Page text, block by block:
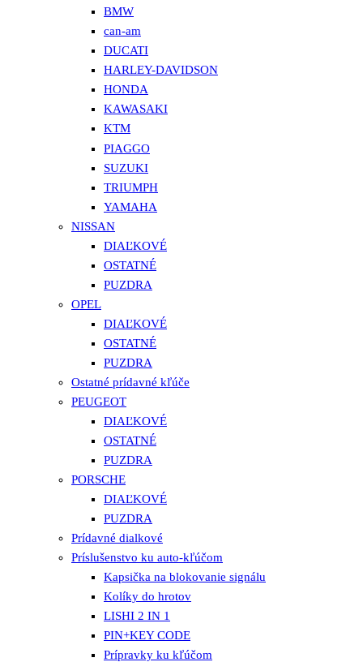
BMW
can-am
DUCATI
HARLEY-DAVIDSON
HONDA
KAWASAKI
KTM
PIAGGO
SUZUKI
TRIUMPH
YAMAHA
NISSAN
DIAĽKOVÉ
OSTATNÉ
PUZDRA
OPEL
DIAĽKOVÉ
OSTATNÉ
PUZDRA
Ostatné prídavné kľúče
PEUGEOT
DIAĽKOVÉ
OSTATNÉ
PUZDRA
PORSCHE
DIAĽKOVÉ
PUZDRA
Prídavné dialkové
Príslušenstvo ku auto-kľúčom
Kapsička na blokovanie signálu
Kolíky do hrotov
LISHI 2 IN 1
PIN+KEY CODE
Prípravky ku kľúčom